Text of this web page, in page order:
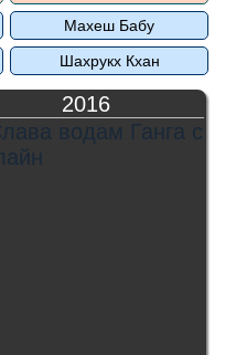
Махеш Бабу
Шахрукх Кхан
2016